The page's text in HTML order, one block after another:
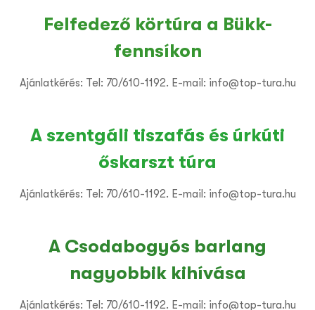
Felfedező körtúra a Bükk-
fennsíkon
Ajánlatkérés: Tel: 70/610-1192. E-mail: info@top-tura.hu
A szentgáli tiszafás és úrkúti
őskarszt túra
Ajánlatkérés: Tel: 70/610-1192. E-mail: info@top-tura.hu
A Csodabogyós barlang
nagyobbik kihívása
Ajánlatkérés: Tel: 70/610-1192. E-mail: info@top-tura.hu